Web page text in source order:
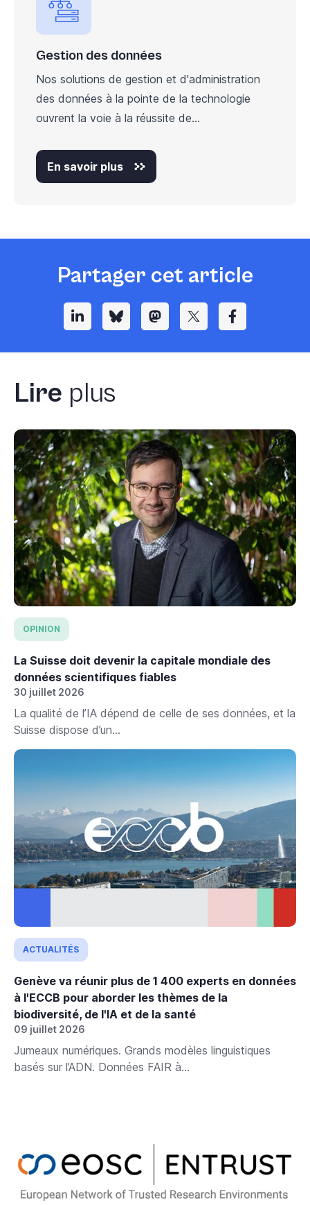
Gestion des données
Nos solutions de gestion et d'administration
des données à la pointe de la technologie
ouvrent la voie à la réussite de...
En savoir plus
Partager cet article
Lire plus
OPINION
La Suisse doit devenir la capitale mondiale des
données scientifiques fiables
30 juillet 2026
La qualité de l’IA dépend de celle de ses données, et la
Suisse dispose d’un...
ACTUALITÉS
Genève va réunir plus de 1 400 experts en données
à l'ECCB pour aborder les thèmes de la
biodiversité, de l'IA et de la santé
09 juillet 2026
Jumeaux numériques. Grands modèles linguistiques
basés sur l’ADN. Données FAIR à...